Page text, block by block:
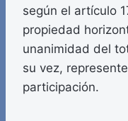
según el artículo
propiedad
unanimidad del
su vez,
participación.